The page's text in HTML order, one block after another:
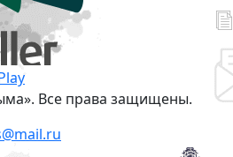
Все права защищены.